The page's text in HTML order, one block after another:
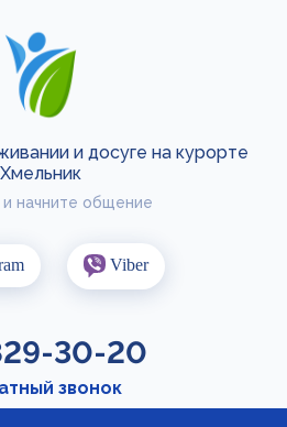
и досуге на курорте
Хмельник
начните общение
Viber
30-20
звонок